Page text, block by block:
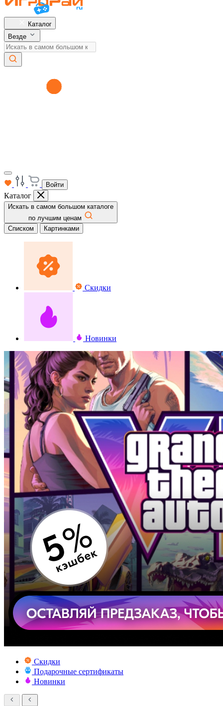
Каталог
Везде
Войти
Каталог
Искать в самом большом каталоге
по лучшим ценам
Списком
Картинками
Скидки
Новинки
Скидки
Подарочные сертификаты
Новинки